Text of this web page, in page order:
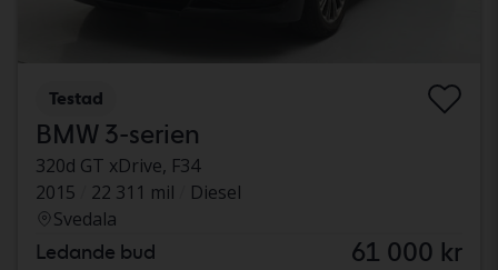
Testad
BMW 3-serien
320d GT xDrive, F34
2015
22 311 mil
Diesel
Svedala
Ledande bud 61 000 kr